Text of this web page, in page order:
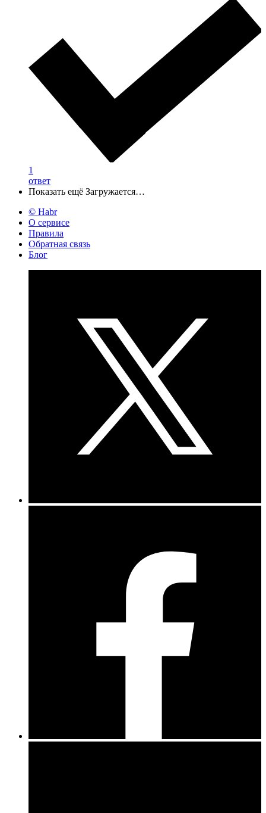
1
ответ
Показать ещё Загружается…
© Habr
О сервисе
Правила
Обратная связь
Блог